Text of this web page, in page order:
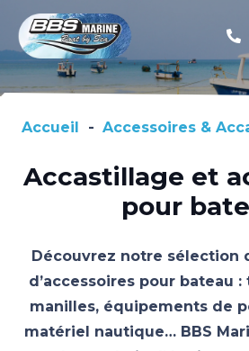
Accueil - Accessoires &
Accastillage et
pour
Découvrez notre sélection
d’accessoires pour bateau
manilles, équipements de
matériel nautique… BBS